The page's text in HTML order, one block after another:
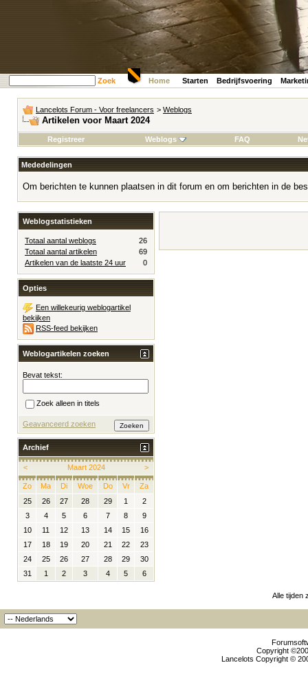
Zoek Home Starten Bedrijfsvoering
Lancelots Forum - Voor freelancers > Weblogs
Artikelen voor Maart 2024
Registreer Weblogs FAQ
Mededelingen
Om berichten te kunnen plaatsen in dit forum en om berichten in de
Weblogstatistieken
Totaal aantal weblogs
26
Totaal aantal artikelen
69
Artikelen van de laatste 24 uur
0
Opties
Een willekeurig weblogartikel
bekijken
RSS-feed bekijken
Weblogartikelen zoeken
Bevat tekst:
Zoek alleen in titels
Geavanceerd zoeken
Archief
< >
Maart 2024
Zo Ma Di Woe Do Vr
Za
25
26 27 28 29 1
2
3
4 5 6 7 8
9
10
11 12 13 14 15
16
17
18 19 20 21 22
23
24
25 26 27 28 29
30
31
1 2 3 4 5 6
Alle tijden
Copyright
Lancelots Copyright ©